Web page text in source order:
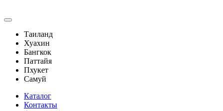
Таиланд
Хуахин
Бангкок
Паттайя
Пхукет
Самуй
Каталог
Контакты